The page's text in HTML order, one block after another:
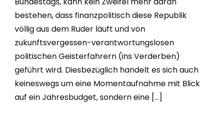
bestehen, dass finanzpolitisch diese Republik
völlig aus dem Ruder läuft und von
zukunftsvergessen-verantwortungslosen
politischen Geisterfahrern (ins Verderben)
geführt wird. Diesbezüglich handelt es sich auch
keineswegs um eine Momentaufnahme mit Blick
auf ein Jahresbudget, sondern eine [...]